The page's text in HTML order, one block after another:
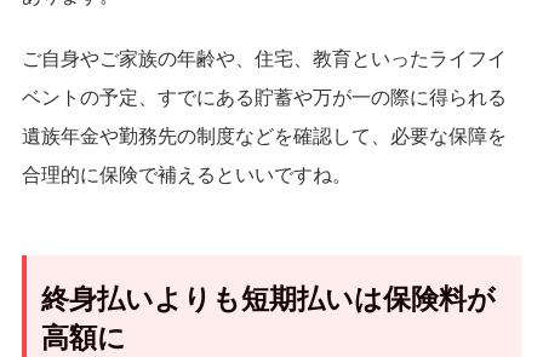
ご自身やご家族の年齢や、住宅、教育といったライフイ
ベントの予定、すでにある貯蓄や万が一の際に得られる
遺族年金や勤務先の制度などを確認して、必要な保障を
合理的に保険で補えるといいですね。
終身払いよりも短期払いは保険料が
高額に